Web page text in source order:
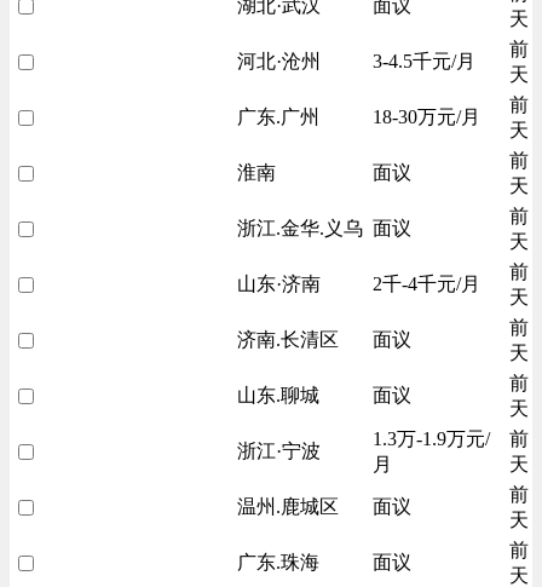
湖北·武汉 面议
天
河北·沧州 3-4.5千元/月
前
天
广东.广州 18-30万元/月
前
天
淮南 面议
前
天
浙江.金华.义乌 面议
前
天
山东·济南 2千-4千元/月
前
天
济南.长清区 面议
前
天
山东.聊城 面议
前
天
浙江·宁波
1.3万-1.9万元/
月
前
天
温州.鹿城区 面议
前
天
广东.珠海 面议
前
天